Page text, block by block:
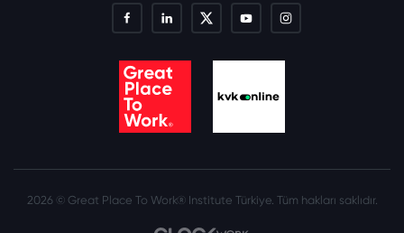
2026 © Great Place To Work® Institute Türkiye. Tüm hakları saklıdır.